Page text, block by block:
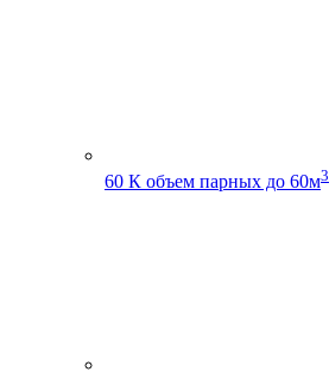
60 К объем парных до 60м3